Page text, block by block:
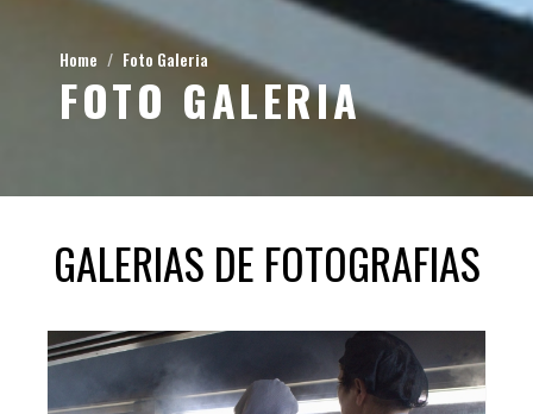
Home Foto Galeria
FOTO GALERIA
GALERIAS DE FOTOGRAFIAS